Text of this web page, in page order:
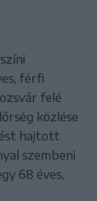
férfi
felé
közlése
hajtott
szembeni
68 éves,